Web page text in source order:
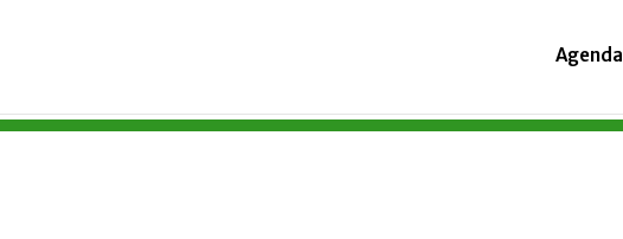
Agenda